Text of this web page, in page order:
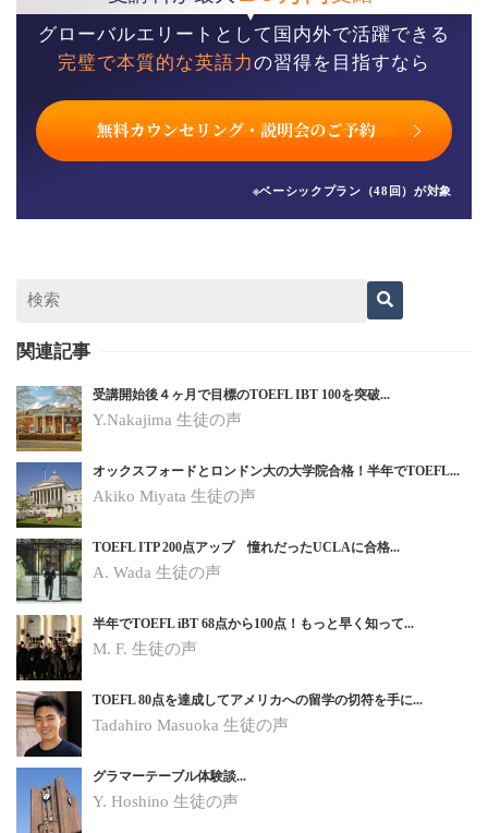
グローバルエリートとして国内外で活躍できる
完璧で本質的な英語力の習得を目指すなら
※ベーシックプラン（48回）が対象
関連記事
受講開始後４ヶ月で目標のTOEFL IBT 100を突破...
Y.Nakajima 生徒の声
オックスフォードとロンドン大の大学院合格！半年でTOEFL...
Akiko Miyata 生徒の声
TOEFL ITP 200点アップ 憧れだったUCLAに合格...
A. Wada 生徒の声
半年でTOEFL iBT 68点から100点！もっと早く知って...
M. F. 生徒の声
TOEFL 80点を達成してアメリカへの留学の切符を手に...
Tadahiro Masuoka 生徒の声
グラマーテーブル体験談...
Y. Hoshino 生徒の声